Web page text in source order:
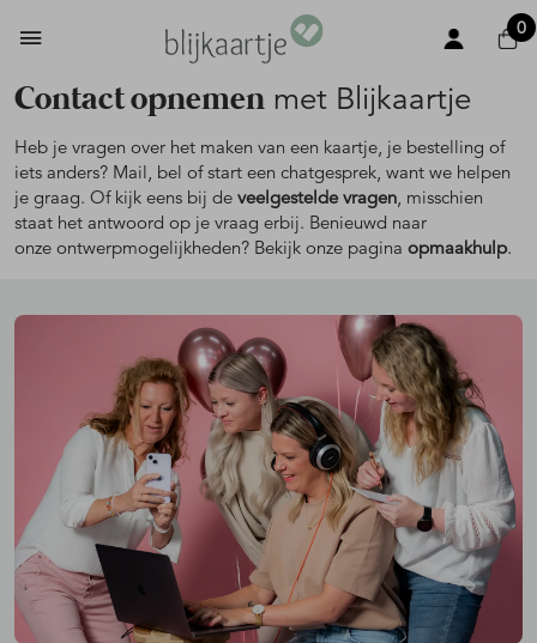
0
Contact opnemen met Blijkaartje
Heb je vragen over het maken van een kaartje, je bestelling of
iets anders? Mail, bel of start een chatgesprek, want we helpen
je graag. Of kijk eens bij de veelgestelde vragen, misschien
staat het antwoord op je vraag erbij. Benieuwd naar
onze ontwerpmogelijkheden? Bekijk onze pagina opmaakhulp.